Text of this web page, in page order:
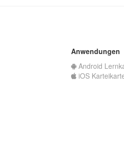
Anwendungen
Android
iOS